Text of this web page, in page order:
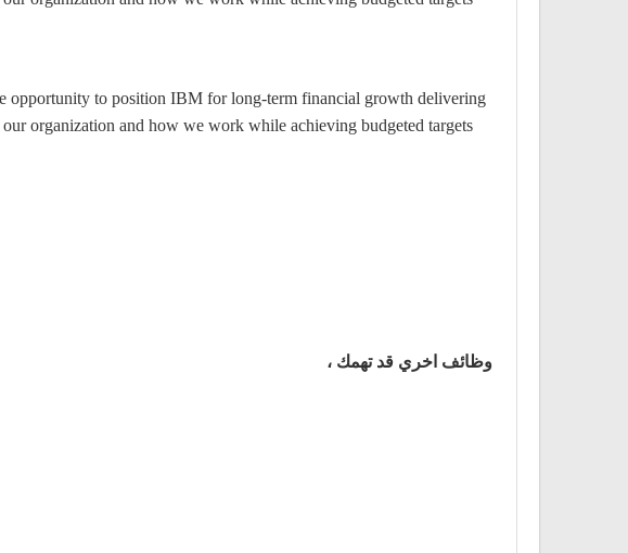
opportunity to position IBM for long-term financial growth delivering
organization and how we work while achieving budgeted targets
وظائف اخري قد تهمك ،